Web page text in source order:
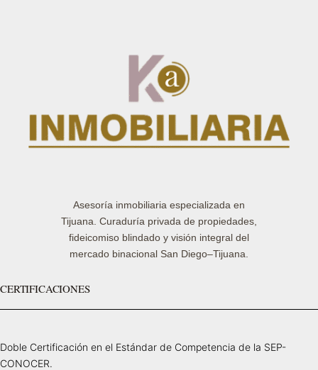
Asesoría inmobiliaria especializada en
Tijuana. Curaduría privada de propiedades,
fideicomiso blindado y visión integral del
mercado binacional San Diego–Tijuana.
CERTIFICACIONES
Doble Certificación en el Estándar de Competencia de la SEP-
CONOCER.